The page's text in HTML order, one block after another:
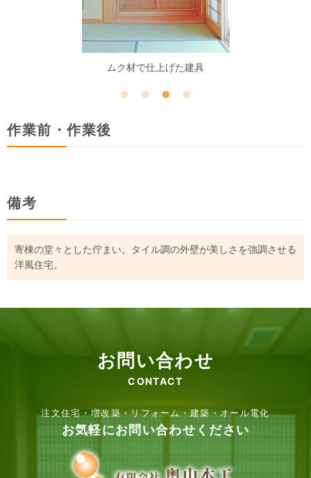
ムク材で仕上げた建具
作業前・作業後
備考
寄棟の堂々とした佇まい。タイル調の外壁が美しさを強調させる
洋風住宅。
お問い合わせ
CONTACT
注文住宅・増改築・リフォーム・建築・オール電化
お気軽にお問い合わせください